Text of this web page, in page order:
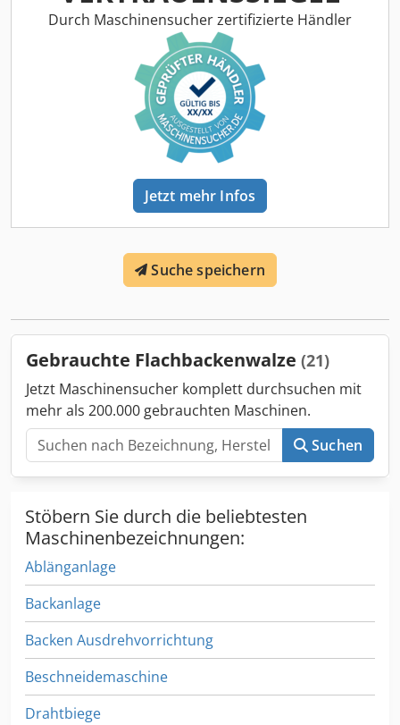
Gewindelänge: 30 mm Leistung Stück/Min: 300-750
Standort: In Deutschland
Durch Maschinensucher zertifizierte Händler
Jetzt mehr Infos
Suche speichern
Gebrauchte Flachbackenwalze (21)
Jetzt Maschinensucher komplett durchsuchen mit
mehr als 200.000 gebrauchten Maschinen.
Suchen
Stöbern Sie durch die beliebtesten
Maschinenbezeichnungen:
Ablänganlage
Backanlage
Backen Ausdrehvorrichtung
Beschneidemaschine
Drahtbiege